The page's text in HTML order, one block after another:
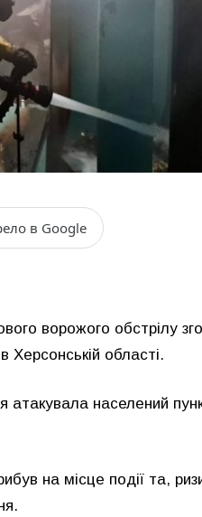
в Google
ворожого обстрілу
області.
атакувала населений
на місце події та,